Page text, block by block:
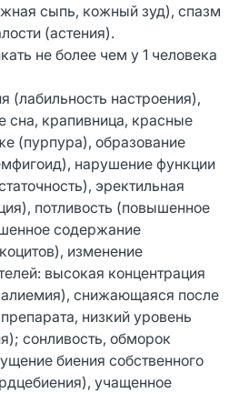
сыпь, кожный зуд), спазм
(астения).
не более чем у 1 человека
(лабильность настроения),
сна, крапивница, красные
(пурпура), образование
нарушение функции
эректильная
потливость (повышенное
содержание
изменение
высокая концентрация
снижающаяся после
низкий уровень
сонливость, обморок
биения собственного
учащенное